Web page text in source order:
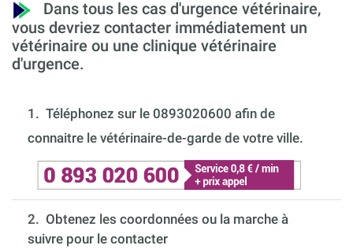
Dans tous les cas d'urgence vétérinaire,
vous devriez contacter immédiatement un
vétérinaire ou une clinique vétérinaire
d'urgence.
1. Téléphonez sur le 0893020600 afin de
connaitre le vétérinaire-de-garde de votre ville.
2. Obtenez les coordonnées ou la marche à
suivre pour le contacter